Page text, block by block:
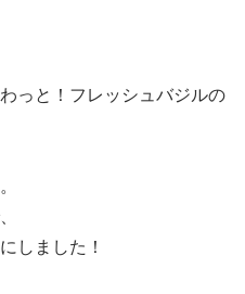
っと！フレッシュバジルの
しました！